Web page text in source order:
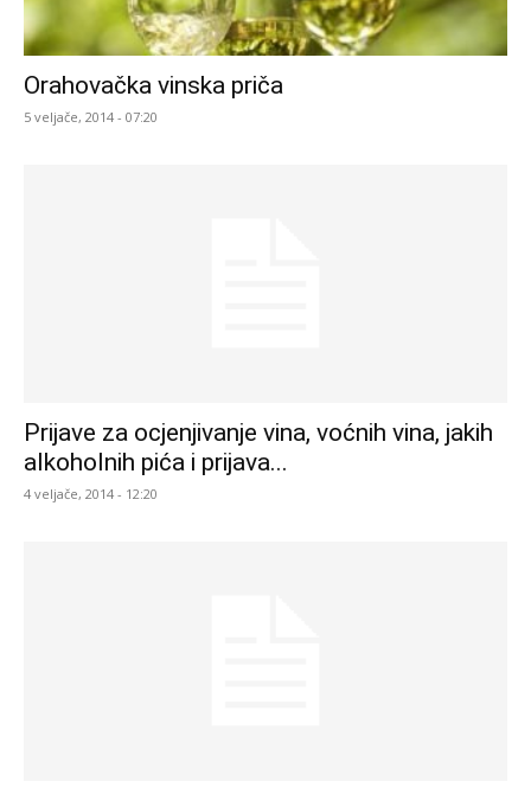
Orahovačka vinska priča
5 veljače, 2014 - 07:20
Prijave za ocjenjivanje vina, voćnih vina, jakih
alkoholnih pića i prijava...
4 veljače, 2014 - 12:20